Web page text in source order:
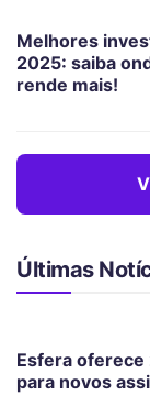
Melhores
2025: saiba
rende mais!
Últimas
Esfera oferece
para novos